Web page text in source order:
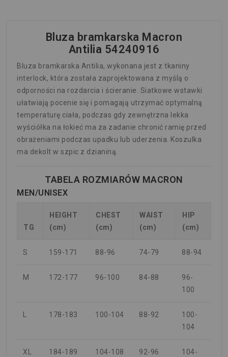
Bluza bramkarska Macron
Antilia 54240916
Bluza bramkarska Antilia, wykonana jest z tkaniny
interlock, która została zaprojektowana z myślą o
odporności na rozdarcia i ścieranie. Siatkowe wstawki
ułatwiają pocenie się i pomagają utrzymać optymalną
temperaturę ciała, podczas gdy zewnętrzna lekka
wyściółka na łokieć ma za zadanie chronić ramię przed
obrażeniami podczas upadku lub uderzenia.
Koszulka
ma dekolt w szpic z dzianiną.
TABELA ROZMIARÓW MACRON
MEN/UNISEX
TG
HEIGHT
(cm)
CHEST
(cm)
WAIST
(cm)
HIP
(cm)
S 159-171 88-96 74-79 88-94
M 172-177 96-100 84-88
96-
100
178-183 100-104 88-92
100-
104
XL 184-189 104-108 92-96
104-